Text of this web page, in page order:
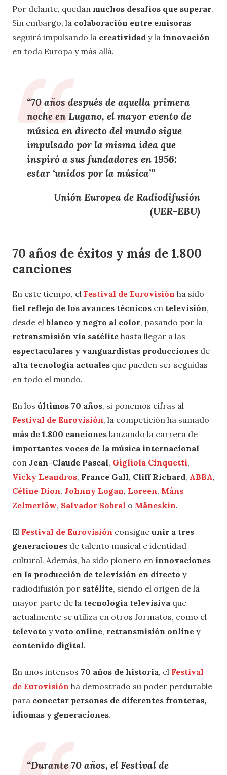
Por delante, quedan muchos desafíos que superar.
Sin embargo, la colaboración entre emisoras
seguirá impulsando la creatividad y la innovación
en toda Europa y más allá.
“70 años después de aquella primera
noche en Lugano, el mayor evento de
música en directo del mundosigue
impulsado por la misma idea que
inspiró a sus fundadores en 1956:
estar‘unidos por la música’”
Unión Europea de Radiodifusión
(UER-EBU)
70 años de éxitos y más de 1.800
canciones
En este tiempo, el Festival de Eurovisión ha sido
fiel reflejo de los avances técnicos en televisión,
desde el blanco y negro al color, pasando por la
retransmisión vía satélite hasta llegar a las
espectaculares y vanguardistas producciones de
alta tecnología actuales que pueden ser seguidas
en todo el mundo.
En los últimos 70 años, si ponemos cifras al
Festival de Eurovisión, la competición ha sumado
más de 1.800 canciones lanzando la carrera de
importantes voces de la música internacional
con Jean-Claude Pascal, Gigliola Cinquetti,
Vicky Leandros, France Gall, Cliff Richard, ABBA,
Céline Dion, Johnny Logan, Loreen, Måns
Zelmerlöw, Salvador Sobral o Måneskin.
El Festival de Eurovisión consigue unir a tres
generaciones de talento musical e identidad
cultural. Además, ha sido pionero en innovaciones
en la producción de televisión en directo y
radiodifusión por satélite, siendo el origen de la
mayor parte de la tecnología televisiva que
actualmente se utiliza en otros formatos, como el
televoto y voto online, retransmisión online y
contenido digital.
En unos intensos 70 años de historia, el Festival
de Eurovisión ha demostrado su poder perdurable
para conectar personas de diferentes fronteras,
idiomas y generaciones.
“Durante 70 años, el Festival de